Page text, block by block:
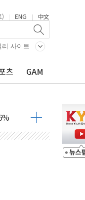
) | ENG | 中文
리 사이트
츠 GAM
어